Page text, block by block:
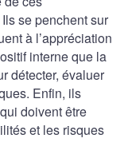
se penchent sur
à l’appréciation
interne que la
détecter, évaluer
Enfin, ils
doivent être
et les risques